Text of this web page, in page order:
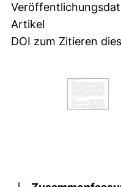
Artikel
DOI zum Zitieren